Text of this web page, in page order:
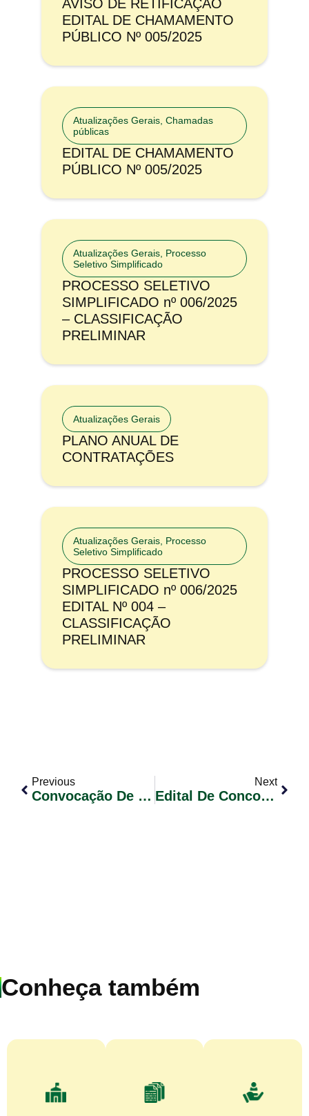
AVISO DE RETIFICAÇÃO
EDITAL DE CHAMAMENTO
PÚBLICO Nº 005/2025
Atualizações Gerais Chamadas
públicas
EDITAL DE CHAMAMENTO
PÚBLICO Nº 005/2025
Atualizações Gerais Processo
Seletivo Simplificado
PROCESSO SELETIVO
SIMPLIFICADO nº 006/2025
– CLASSIFICAÇÃO
PRELIMINAR
Atualizações Gerais
PLANO ANUAL DE
CONTRATAÇÕES
Atualizações Gerais Processo
Seletivo Simplificado
PROCESSO SELETIVO
SIMPLIFICADO nº 006/2025
EDITAL Nº 004 –
CLASSIFICAÇÃO
PRELIMINAR
Previous
Convocação De Candidatos Classificados – Concurso Público 01/2023 – Edital Nº 36 (Secretário De Escola)
Next
Edital De Concorrência Nº. 003/2024 – Contratação De Empresa Para Execução De Serviço De Assentamento De Meio-Fio No Loteamento Soares
Conheça também